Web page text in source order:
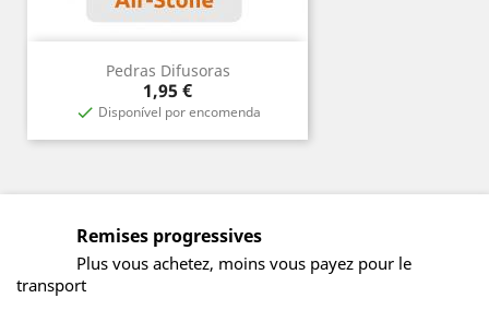
Pedras Difusoras
Prix
1,95 €
 Disponível por encomenda
Remises progressives
Plus vous achetez, moins vous payez pour le
transport